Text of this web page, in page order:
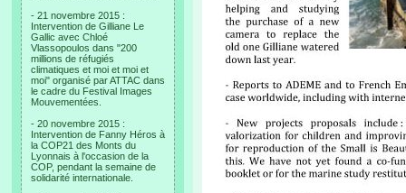
- 21 novembre 2015 :
Intervention de Gilliane Le
Gallic avec Chloé
Vlassopoulos dans "200
millions de réfugiés
climatiques et moi et moi et
moi" organisé par ATTAC dans
le cadre du Festival Images
Mouvementées.
- 20 novembre 2015 :
Intervention de Fanny Héros à
la COP21 des Monts du
Lyonnais à l'occasion de la
COP, pendant la semaine de
solidarité internationale.